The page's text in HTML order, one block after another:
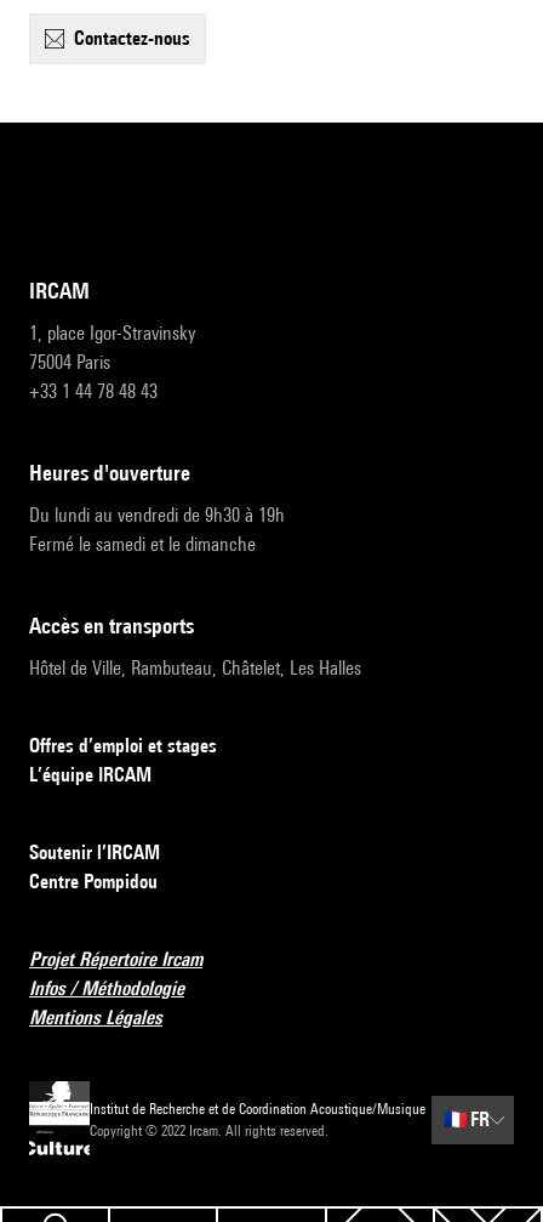
contactez-nous
IRCAM
1, place Igor-Stravinsky
75004 Paris
+33 1 44 78 48 43
heures d'ouverture
Du lundi au vendredi de 9h30 à 19h
Fermé le samedi et le dimanche
accès en transports
Hôtel de Ville, Rambuteau, Châtelet, Les Halles
Offres d’emploi et stages
L’équipe IRCAM
Soutenir l’IRCAM
Centre Pompidou
Projet Répertoire Ircam
Infos / Méthodologie
Mentions Légales
Institut de Recherche et de Coordination Acoustique/Musique
Copyright © 2022 Ircam. All rights reserved.
🇫🇷 FR